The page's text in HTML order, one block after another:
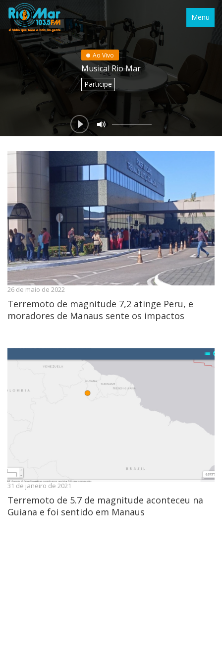
Menu
Ao Vivo
Musical Rio Mar
Participe
26 de maio de 2022
Terremoto de magnitude 7,2 atinge Peru, e
moradores de Manaus sente os impactos
31 de janeiro de 2021
Terremoto de 5.7 de magnitude aconteceu na
Guiana e foi sentido em Manaus